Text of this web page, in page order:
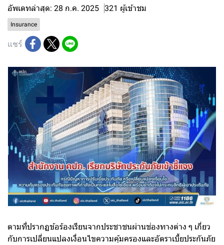
อัพเดทล่าสุด: 28 ก.ค. 2025 321 ผู้เข้าชม
Insurance
แชร์
ตามที่ปรากฏข้อร้องเรียนจากประชาชนผ่านช่องทางต่าง ๆ เกี่ยว
กับการเปลี่ยนแปลงเงื่อนไขความคุ้มครองและอัตราเบี้ยประกันภัย